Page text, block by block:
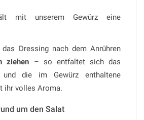
mit unserem Gewürz eine
das Dressing nach dem Anrühren
ziehen – so entfaltet sich das
die im Gewürz enthaltene
ihr volles Aroma.
um den Salat